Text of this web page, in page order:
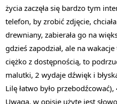
życia zaczęła się bardzo tym
telefon, by zrobić zdjęcie,
drewniany, zabierała go na
gdzieś zapodział, ale na
ciężko z dostępnością, to
malutki, 2 wydaje dźwięk i
Lilę łatwo było
Uwaga, w opisie użyte jest